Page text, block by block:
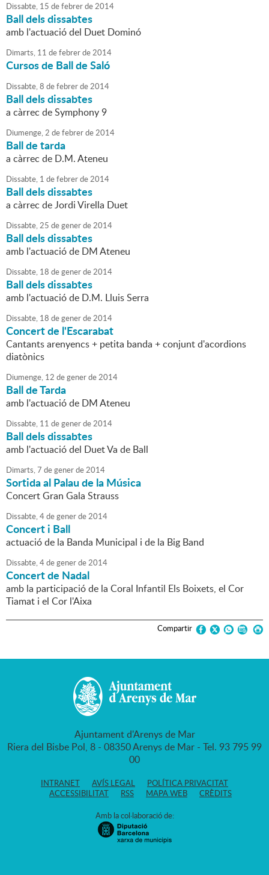
Dissabte, 15 defebrerde2014
Ball dels dissabtes
amb l'actuació del Duet Dominó
Dimarts, 11 defebrerde2014
Cursos de Ball de Saló
Dissabte,8 defebrerde2014
Ball dels dissabtes
a càrrec de Symphony 9
Diumenge,2 defebrerde2014
Ball de tarda
a càrrec de D.M. Ateneu
Dissabte, 1 defebrerde2014
Ball dels dissabtes
a càrrec de Jordi Virella Duet
Dissabte,25 degenerde2014
Ball dels dissabtes
amb l'actuació de DM Ateneu
Dissabte, 18 degenerde2014
Ball dels dissabtes
amb l'actuació de D.M. Lluis Serra
Dissabte, 18 degenerde2014
Concert de l'Escarabat
Cantants arenyencs + petita banda + conjunt d'acordions
diatònics
Diumenge, 12 degenerde2014
Ball de Tarda
amb l'actuació de DM Ateneu
Dissabte, 11 degenerde2014
Ball dels dissabtes
amb l'actuació del Duet Va de Ball
Dimarts,7 degenerde2014
Sortida al Palau de la Música
Concert Gran Gala Strauss
Dissabte,4degenerde2014
Concert i Ball
actuació de la Banda Municipal i de la Big Band
Dissabte,4degenerde2014
Concert de Nadal
amb la participació de la Coral Infantil Els Boixets, el Cor
Tiamat i el Cor l'Aixa
Compartir
Ajuntament d'Arenys de Mar
Riera del Bisbe Pol, 8 - 08350 Arenys de Mar - Tel. 93 795 99
00
INTRANET AVÍS LEGAL
POLÍTICA PRIVACITAT
ACCESSIBILITAT
RSS MAPA WEB CRÈDITS
Amb la col·laboració de: